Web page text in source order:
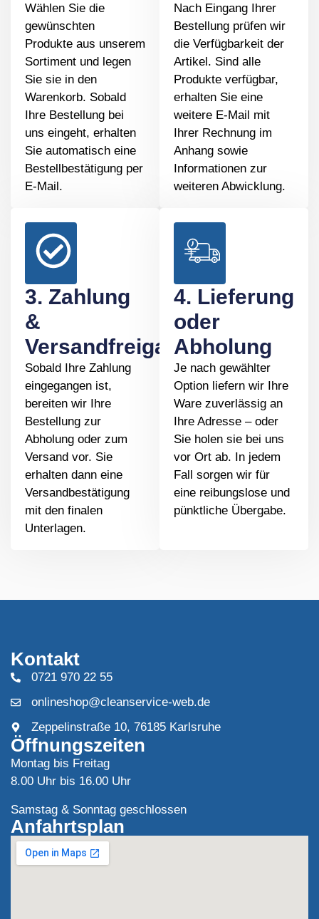
Wählen Sie die
gewünschten
Produkte aus unserem
Sortiment und legen
Sie sie in den
Warenkorb. Sobald
Ihre Bestellung bei
uns eingeht, erhalten
Sie automatisch eine
Bestellbestätigung per
E-Mail.
Nach Eingang Ihrer
Bestellung prüfen wir
die Verfügbarkeit der
Artikel. Sind alle
Produkte verfügbar,
erhalten Sie eine
weitere E-Mail mit
Ihrer Rechnung im
Anhang sowie
Informationen zur
weiteren Abwicklung.
3. Zahlung
&
Versandfreigabe
Sobald Ihre Zahlung
eingegangen ist,
bereiten wir Ihre
Bestellung zur
Abholung oder zum
Versand vor. Sie
erhalten dann eine
Versandbestätigung
mit den finalen
Unterlagen.
4. Lieferung
oder
Abholung
Je nach gewählter
Option liefern wir Ihre
Ware zuverlässig an
Ihre Adresse – oder
Sie holen sie bei uns
vor Ort ab. In jedem
Fall sorgen wir für
eine reibungslose und
pünktliche Übergabe.
Kontakt
0721 970 22 55
onlineshop@cleanservice-web.de
Zeppelinstraße 10, 76185 Karlsruhe
Öffnungszeiten
Montag bis Freitag
8.00 Uhr bis 16.00 Uhr
Samstag & Sonntag geschlossen
Anfahrtsplan